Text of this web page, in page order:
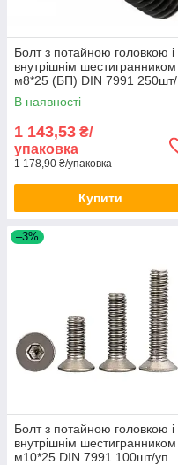
Болт з потайною головкою і
внутрішнім шестигранником
м8*25 (БП) DIN 7991 250шт/
уп
В наявності
1 143,53 ₴/
упаковка
1 178,90 ₴/упаковка
Купити
–3%
Болт з потайною головкою і
внутрішнім шестигранником
м10*25 DIN 7991 100шт/уп